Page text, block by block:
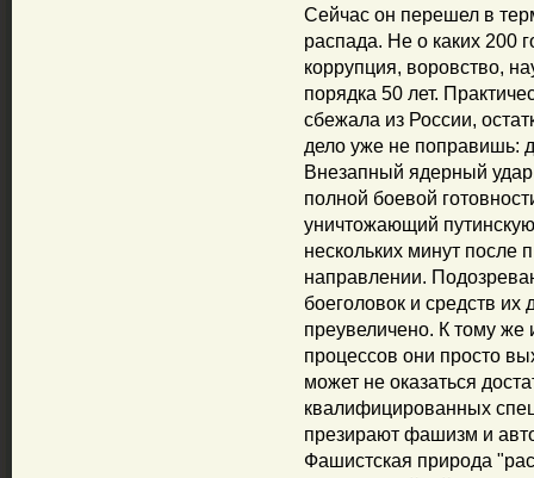
Сейчас он перешел в
распада. Не о каких 200
коррупция, воровство,
порядка 50 лет.
сбежала из России,
дело уже не поправишь:
Внезапный ядерный
полной боевой
уничтожающий
нескольких минут после
направлении.
боеголовок и средств их
преувеличено. К тому же
процессов они просто
может не оказаться
квалифицированных
презирают фашизм и
Фашистская природа